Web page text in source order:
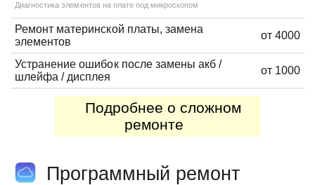
Диагностика элементов на плате под микроскопом
Ремонт материнской платы, замена
элементов
от 4000
Устранение ошибок после замены акб /
шлейфа / дисплея
от 1000
Подробнее о сложном
ремонте
Программный ремонт